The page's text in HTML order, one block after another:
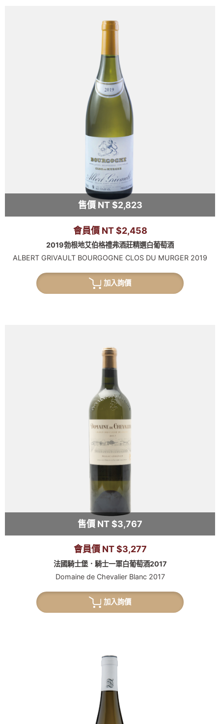
售價 NT $2,823
會員價 NT $2,458
2019勃根地艾伯格禮弗酒莊精選白葡萄酒
ALBERT GRIVAULT BOURGOGNE CLOS DU MURGER 2019
加入詢價
售價 NT $3,767
會員價 NT $3,277
法國騎士堡．騎士一軍白葡萄酒2017
Domaine de Chevalier Blanc 2017
加入詢價